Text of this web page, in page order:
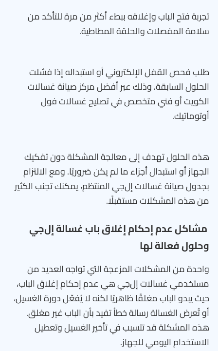
تجربة فتح الباب وإغلاقه ببطء أكثر من مرة للتأكد من
سلامة المفصلات والحلقة المطاطية.
طلب فحص القفل الإلكتروني أو استبداله إذا فشلت
الحلول السابقة، وذلك عبر أفضل مركز صيانة غسالات
الكويت أو فني متخصص في تصليح غسالات فول
أوتوماتيك.
هذه الحلول تهدف إلى معالجة المشكلة دون تفكيك
الجهاز أو استبدال أجزاء ما لم يكن ضروريًا. ومع الالتزام
بجدول صيانة غسالات إل‌جي المنتظم، يمكنك تجنب الكثير
من هذه المشكلات مستقبلًا.
مشاكل عدم إحكام إغلاق باب غسالة إل‌جي
وحلول فعالة لها
واحدة من المشكلات المزعجة التي تواجه العديد من
مستخدمي غسالات إل‌جي هي عدم إحكام إغلاق الباب،
حيث يبدو الباب مغلقًا ظاهريًا لكنه لا يُفعّل دورة الغسيل،
أو تُعرض الغسالة رسالة خطأ تفيد بأن الباب غير مغلق.
هذه المشكلة قد تتسبب في تأخير الغسيل وتعطيل
الاستخدام اليومي للجهاز.